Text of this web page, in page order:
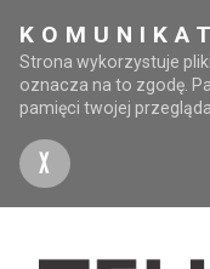
Strona wykorzystuje
oznacza na to zgodę.
pamięci twojej
X